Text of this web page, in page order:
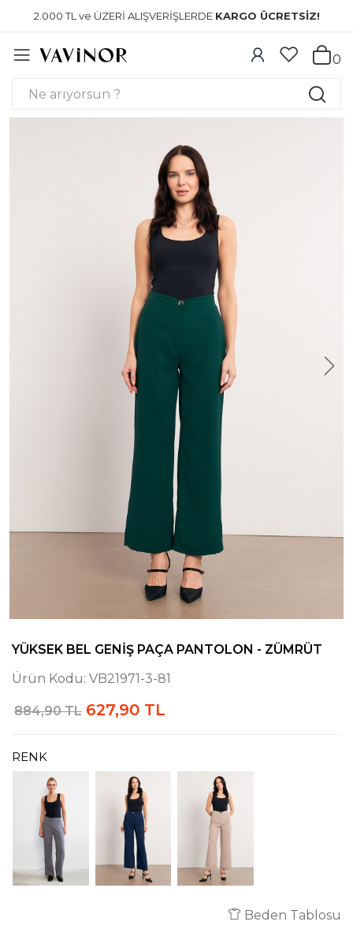
2.000 TL ve ÜZERİ ALIŞVERİŞLERDE KARGO ÜCRETSİZ!
0
YÜKSEK BEL GENIŞ PAÇA PANTOLON - ZÜMRÜT
Ürün Kodu: VB21971-3-81
884,90 TL 627,90 TL
RENK
Beden Tablosu